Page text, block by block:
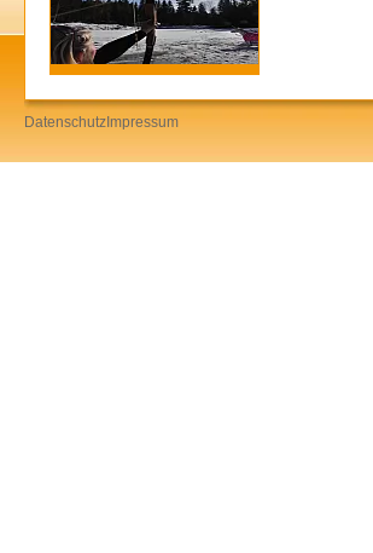
Datenschutz Impressum